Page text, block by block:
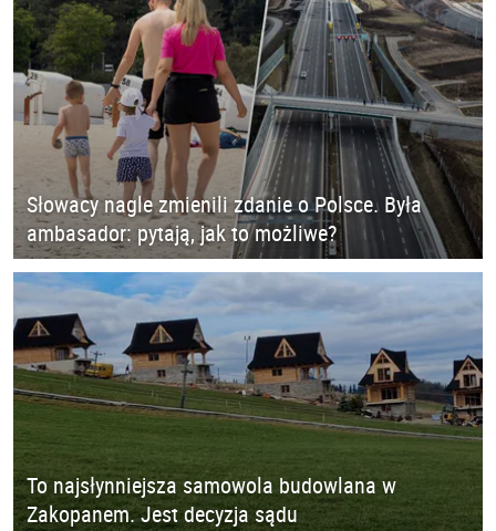
Słowacy nagle zmienili zdanie o Polsce. Była
ambasador: pytają, jak to możliwe?
To najsłynniejsza samowola budowlana w
Zakopanem. Jest decyzja sądu